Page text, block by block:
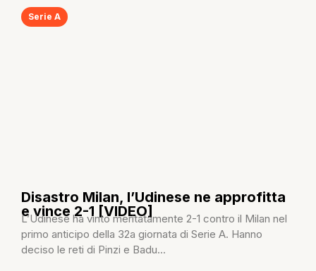
Serie A
Disastro Milan, l’Udinese ne approfitta
e vince 2-1 [VIDEO]
L’Udinese ha vinto meritatamente 2-1 contro il Milan nel
primo anticipo della 32a giornata di Serie A. Hanno
deciso le reti di Pinzi e Badu...